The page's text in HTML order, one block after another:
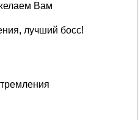
Вам
лучший босс!